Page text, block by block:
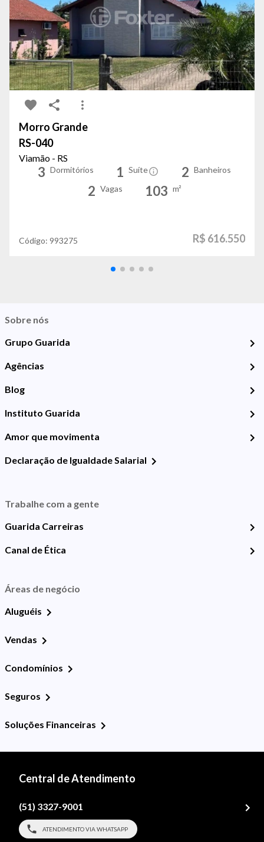
Morro Grande
RS-040
Viamão - RS
3 Dormitórios 1 Suíte 2 Banheiros
2 Vagas 103 m²
Código: 993275 R$ 616.550
Sobre nós
Grupo Guarida
Agências
Blog
Instituto Guarida
Amor que movimenta
Declaração de Igualdade Salarial
Trabalhe com a gente
Guarida Carreiras
Canal de Ética
Áreas de negócio
Aluguéis
Vendas
Condomínios
Seguros
Soluções Financeiras
Central de Atendimento
(51) 3327-9001
ATENDIMENTO VIA WHATSAPP